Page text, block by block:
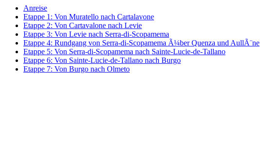
Anreise
Etappe 1: Von Muratello nach Cartalavone
Etappe 2: Von Cartavalone nach Levie
Etappe 3: Von Levie nach Serra-di-Scopamema
Etappe 4: Rundgang von Serra-di-Scopamema Ã¼ber Quenza und AullÃ¨ne
Etappe 5: Von Serra-di-Scopamema nach Sainte-Lucie-de-Tallano
Etappe 6: Von Sainte-Lucie-de-Tallano nach Burgo
Etappe 7: Von Burgo nach Olmeto